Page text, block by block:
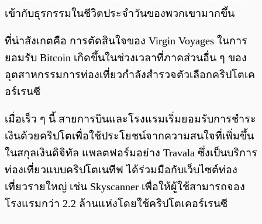
เข้ากับธุรกรรมในชีวิตประจำวันของพวกเขามากขึ้น
ที่น่าสังเกตคือ การตัดสินใจของ Virgin Voyages ในการ
ยอมรับ Bitcoin เกิดขึ้นในช่วงเวลาที่ภาคส่วนอื่น ๆ ของ
อุตสาหกรรมการท่องเที่ยวกำลังสำรวจตัวเลือกคริปโตเค
อร์เรนซี
เมื่อเร็ว ๆ นี้ สายการบินและโรงแรมเริ่มยอมรับการชำระ
เงินด้วยคริปโตเพื่อใช้ประโยชน์จากความสนใจที่เพิ่มขึ้น
ในสกุลเงินดิจิทัล แพลตฟอร์มอย่าง Travala ซึ่งเป็นบริการ
ท่องเที่ยวแบบคริปโตเนทีฟ ได้ร่วมมือกับเว็บไซต์ท่อง
เที่ยวรายใหญ่ เช่น Skyscanner เพื่อให้ผู้ใช้สามารถจอง
โรงแรมกว่า 2.2 ล้านแห่งโดยใช้คริปโตเคอร์เรนซี